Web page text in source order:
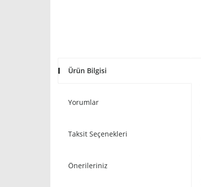
Ürün Bilgisi
Yorumlar
Taksit Seçenekleri
Önerileriniz